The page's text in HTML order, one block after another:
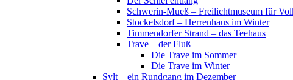
Schwerin-Mueß – Freilichtmuseum für
Stockelsdorf – Herrenhaus im Winter
Timmendorfer Strand – das Teehaus
Trave – der Fluß
Die Trave im Sommer
Die Trave im Winter
Sylt – ein Rundgang im Dezember